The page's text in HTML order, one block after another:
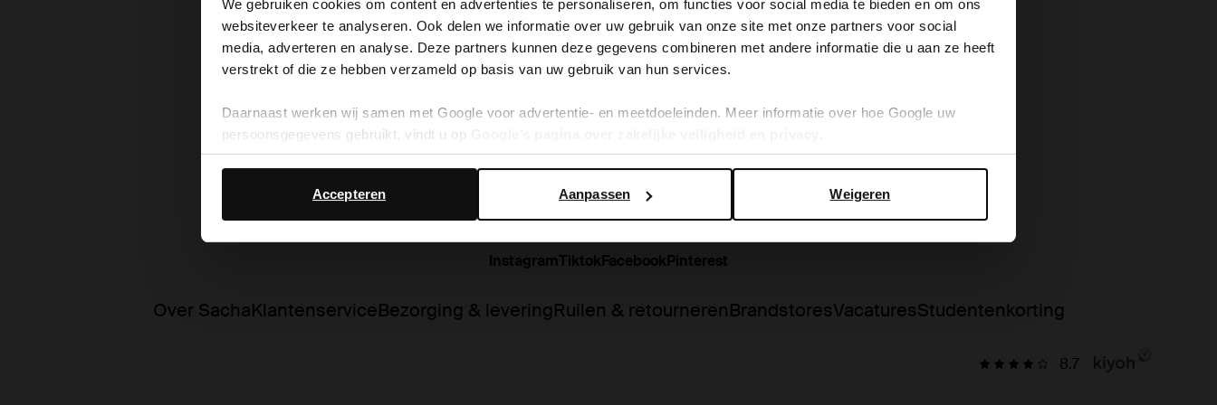
We gebruiken cookies om content en advertenties te personaliseren, om functies voor social media te bieden en om ons
websiteverkeer te analyseren. Ook delen we informatie over uw gebruik van onze site met onze partners voor social
media, adverteren en analyse. Deze partners kunnen deze gegevens combineren met andere informatie die u aan ze heeft
verstrekt of die ze hebben verzameld op basis van uw gebruik van hun services.
Daarnaast werken wij samen met Google voor advertentie- en meetdoeleinden. Meer informatie over hoe Google uw
persoonsgegevens gebruikt, vindt u op
Weigeren
Aanpassen
Accepteren
Over SachaKlantenserviceBezorging & leveringRuilen & retournerenBrandstoresVacaturesStudentenkorting
InstagramTiktokFacebookPinterest
8.7
It looks like your language isn't Dutch. Would you like to
switch to English?
Yes, switch to English No, stay in Dutch